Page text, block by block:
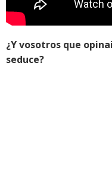
¿Y vosotros que
seduce?